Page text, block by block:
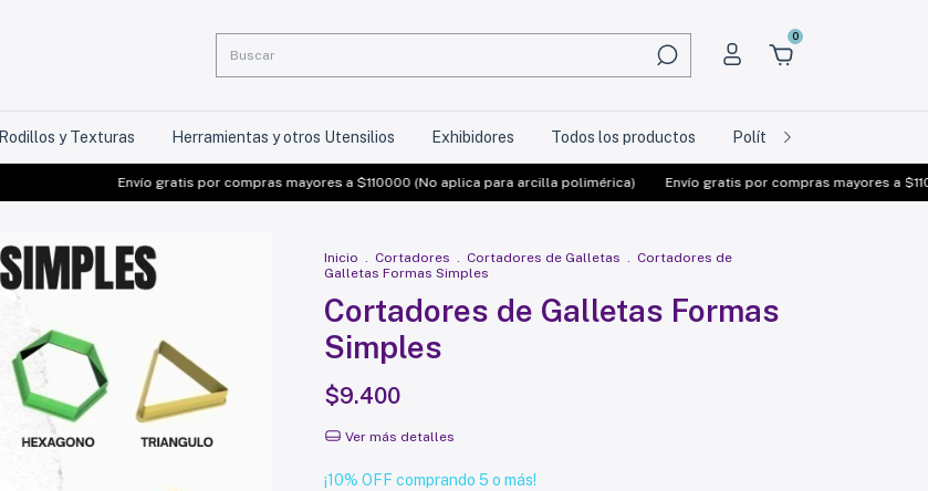
0
Rodillos y Texturas Herramientas y otros Utensilios Exhibidores Todos los productos Política de Devolución
Envío gratis por compras mayores a $110000 (No aplica para arcilla polimérica) Envío gratis por compras mayores a
Inicio Cortadores Cortadores de Galletas
Cortadores de
Galletas Formas Simples
Cortadores de Galletas Formas
Simples
$9.400
Ver más detalles
¡10% OFF comprando 5 o más!